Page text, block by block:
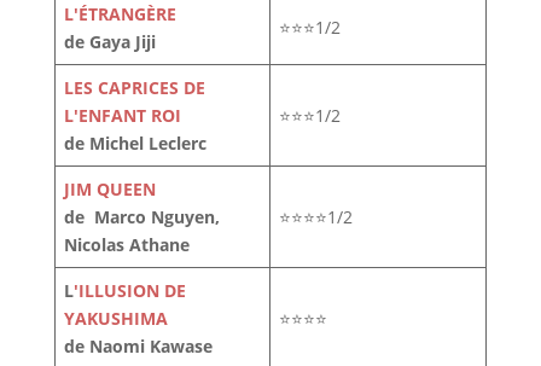
L'ÉTRANGÈRE
de Gaya Jiji
⭐⭐⭐1/2
LES CAPRICES DE
L'ENFANT ROI
de Michel Leclerc
⭐⭐⭐1/2
JIM QUEEN
de Marco Nguyen,
Nicolas Athane
⭐⭐⭐⭐1/2
L'ILLUSION DE
YAKUSHIMA
de Naomi Kawase
⭐⭐⭐⭐